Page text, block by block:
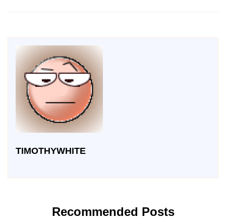
TIMOTHYWHITE
Recommended Posts